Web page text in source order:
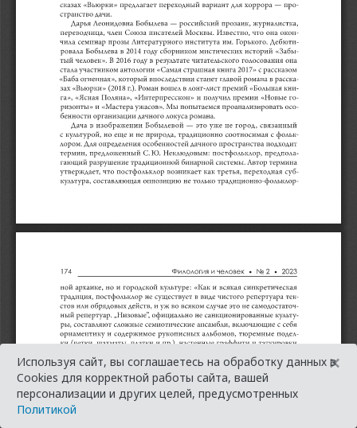
Используя сайт, вы соглашаетесь на обработку данных в
Cookies для корректной работы сайта, вашей
персонализации и других целей, предусмотренных
Политикой
×